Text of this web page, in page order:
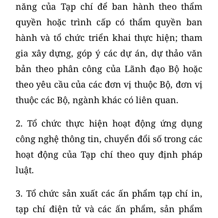
năng của Tạp chí để ban hành theo thẩm
quyền hoặc trình cấp có thẩm quyền ban
hành và tổ chức triển khai thực hiện; tham
gia xây dựng, góp ý các dự án, dự thảo văn
bản theo phân công của Lãnh đạo Bộ hoặc
theo yêu cầu của các đơn vị thuộc Bộ, đơn vị
thuộc các Bộ, ngành khác có liên quan.
2. Tổ chức thực hiện hoạt động ứng dụng
công nghệ thông tin, chuyển đổi số trong các
hoạt động của Tạp chí theo quy định pháp
luật.
3. Tổ chức sản xuất các ấn phẩm tạp chí in,
tạp chí điện tử và các ấn phẩm, sản phẩm